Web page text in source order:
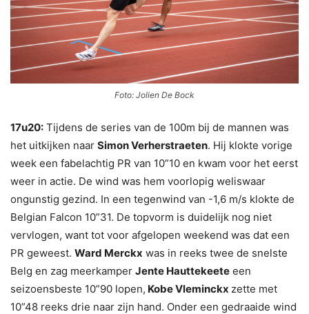
Foto: Jolien De Bock
17u20: Tijdens de series van de 100m bij de mannen was
het uitkijken naar Simon Verherstraeten. Hij klokte vorige
week een fabelachtig PR van 10”10 en kwam voor het eerst
weer in actie. De wind was hem voorlopig weliswaar
ongunstig gezind. In een tegenwind van -1,6 m/s klokte de
Belgian Falcon 10”31. De topvorm is duidelijk nog niet
vervlogen, want tot voor afgelopen weekend was dat een
PR geweest. Ward Merckx was in reeks twee de snelste
Belg en zag meerkamper Jente Hauttekeete een
seizoensbeste 10”90 lopen, Kobe Vleminckx zette met
10”48 reeks drie naar zijn hand. Onder een gedraaide wind